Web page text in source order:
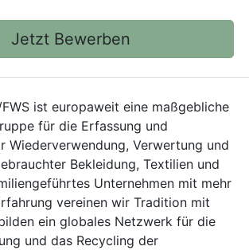
Jetzt Bewerben
ist europaweit eine maßgebliche
für die Erfassung und
Wiederverwendung, Verwertung und
Bekleidung, Textilien und
Unternehmen mit mehr
vereinen wir Tradition mit
ein globales Netzwerk für die
und das Recycling der